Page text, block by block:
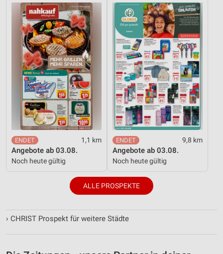
1,1 km
Angebote ab 03.08.
Noch heute gültig
9,8 km
Angebote ab 03.08.
Noch heute gültig
ALLE PROSPEKTE
› CHRIST Prospekt für weitere Städte